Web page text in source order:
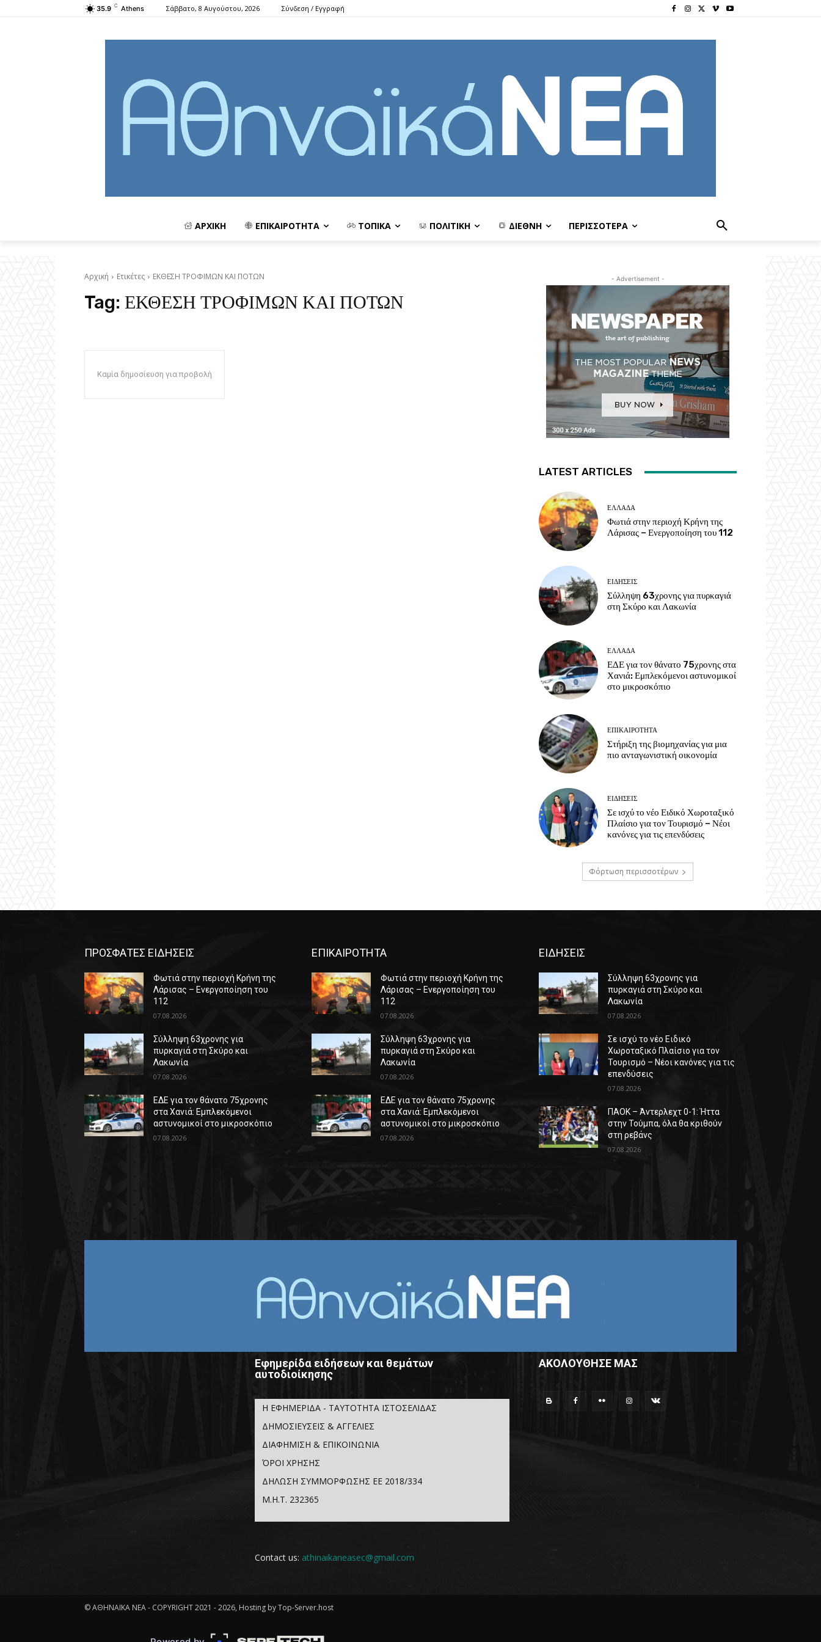
35.9 C Athens Σάββατο, 8 Αυγούστου, 2026 Σύνδεση / Εγγραφή
ΑΡΧΙΚΗ ΕΠΙΚΑΙΡΟΤΗΤΑ ΤΟΠΙΚΑ ΠΟΛΙΤΙΚΗ ΔΙΕΘΝΗ ΠΕΡΙΣΣΟΤΕΡΑ
Αρχική Ετικέτες ΕΚΘΕΣΗ ΤΡΟΦΙΜΩΝ ΚΑΙ ΠΟΤΩΝ
Tag: ΕΚΘΕΣΗ ΤΡΟΦΙΜΩΝ ΚΑΙ ΠΟΤΩΝ
Καμία δημοσίευση για προβολή
- Advertisement -
LATEST ARTICLES
ΕΛΛΑΔΑ
Φωτιά στην περιοχή Κρήνη της
Λάρισας – Ενεργοποίηση του 112
ΕΙΔΗΣΕΙΣ
Σύλληψη 63χρονης για πυρκαγιά
στη Σκύρο και Λακωνία
ΕΛΛΑΔΑ
ΕΔΕ για τον θάνατο 75χρονης στα
Χανιά: Εμπλεκόμενοι αστυνομικοί
στο μικροσκόπιο
ΕΠΙΚΑΙΡΟΤΗΤΑ
Στήριξη της βιομηχανίας για μια
πιο ανταγωνιστική οικονομία
ΕΙΔΗΣΕΙΣ
Σε ισχύ το νέο Ειδικό Χωροταξικό
Πλαίσιο για τον Τουρισμό – Νέοι
κανόνες για τις επενδύσεις
Φόρτωση περισσοτέρων
ΠΡΟΣΦΑΤΕΣ ΕΙΔΗΣΕΙΣ
Φωτιά στην περιοχή Κρήνη της
Λάρισας – Ενεργοποίηση του
112
07.08.2026
Σύλληψη 63χρονης για
πυρκαγιά στη Σκύρο και
Λακωνία
07.08.2026
ΕΔΕ για τον θάνατο 75χρονης
στα Χανιά: Εμπλεκόμενοι
αστυνομικοί στο μικροσκόπιο
07.08.2026
ΕΠΙΚΑΙΡΟΤΗΤΑ
Φωτιά στην περιοχή Κρήνη της
Λάρισας – Ενεργοποίηση του
112
07.08.2026
Σύλληψη 63χρονης για
πυρκαγιά στη Σκύρο και
Λακωνία
07.08.2026
ΕΔΕ για τον θάνατο 75χρονης
στα Χανιά: Εμπλεκόμενοι
αστυνομικοί στο μικροσκόπιο
07.08.2026
ΕΙΔΗΣΕΙΣ
Σύλληψη 63χρονης για
πυρκαγιά στη Σκύρο και
Λακωνία
07.08.2026
Σε ισχύ το νέο Ειδικό
Χωροταξικό Πλαίσιο για τον
Τουρισμό – Νέοι κανόνες για τις
επενδύσεις
07.08.2026
ΠΑΟΚ – Άντερλεχτ 0-1: Ήττα
στην Τούμπα, όλα θα κριθούν
στη ρεβάνς
07.08.2026
Εφημερίδα ειδήσεων και θεμάτων
αυτοδιοίκησης
Η ΕΦΗΜΕΡΙΔΑ - ΤΑΥΤΟΤΗΤΑ ΙΣΤΟΣΕΛΙΔΑΣ
ΔΗΜΟΣΙΕΥΣΕΙΣ & ΑΓΓΕΛΙΕΣ
ΔΙΑΦΗΜΙΣΗ & ΕΠΙΚΟΙΝΩΝΙΑ
ΌΡΟΙ ΧΡΗΣΗΣ
ΔΗΛΩΣΗ ΣΥΜΜΟΡΦΩΣΗΣ ΕΕ 2018/334
Μ.Η.Τ. 232365
Contact us: athinaikaneasec@gmail.com
ΑΚΟΛΟΥΘΗΣΕ ΜΑΣ
© ΑΘΗΝΑΪΚΑ ΝΕΑ - COPYRIGHT 2021 - 2026, Hosting by Top-Server.host